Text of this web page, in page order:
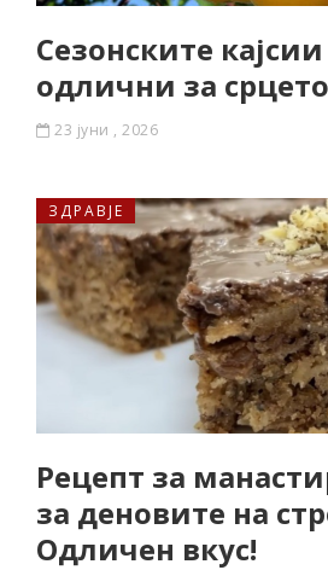
Сезонските кајсии
одлични за срцето
23 јуни , 2026
ЗДРАВЈЕ
Рецепт за
за деновите на
Одличен вкус!